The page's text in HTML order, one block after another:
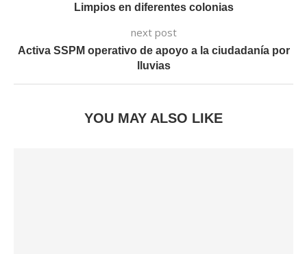
Limpios en diferentes colonias
next post
Activa SSPM operativo de apoyo a la ciudadanía por
lluvias
YOU MAY ALSO LIKE